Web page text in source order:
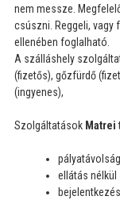
nem messze.
csúszni. Reggeli,
ellenében foglalható.
A szálláshely
(fizetős), gőzfürdő
(ingyenes),
Szolgáltatások Matrei
ellátás nélkül